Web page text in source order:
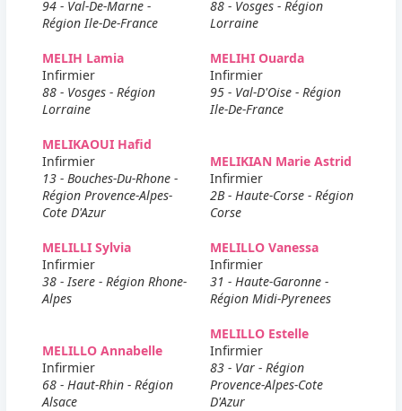
94 - Val-De-Marne -
Région Ile-De-France
88 - Vosges - Région
Lorraine
MELIH Lamia
Infirmier
88 - Vosges - Région
Lorraine
MELIHI Ouarda
Infirmier
95 - Val-D'Oise - Région
Ile-De-France
MELIKAOUI Hafid
Infirmier
13 - Bouches-Du-Rhone -
Région Provence-Alpes-
Cote D'Azur
MELIKIAN Marie Astrid
Infirmier
2B - Haute-Corse - Région
Corse
MELILLI Sylvia
Infirmier
38 - Isere - Région Rhone-
Alpes
MELILLO Vanessa
Infirmier
31 - Haute-Garonne -
Région Midi-Pyrenees
MELILLO Annabelle
Infirmier
68 - Haut-Rhin - Région
Alsace
MELILLO Estelle
Infirmier
83 - Var - Région
Provence-Alpes-Cote
D'Azur